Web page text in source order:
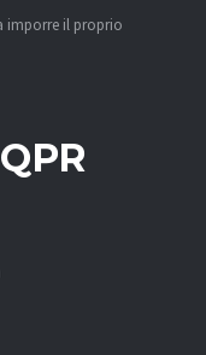
imporre il proprio ritmo